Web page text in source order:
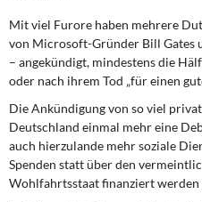
Wirtschaftspolitik
Steuer- und Finanzpolitik
Öffentliche Infrastruktur
Eurokrise und Griechenland
Mit viel Furore haben mehrere
von Microsoft-Gründer Bill Gates
– angekündigt, mindestens die
oder nach ihrem Tod „für einen
Die Ankündigung von so viel
Deutschland einmal mehr eine
auch hierzulande mehr soziale
Spenden statt über den
Wohlfahrtsstaat finanziert werden